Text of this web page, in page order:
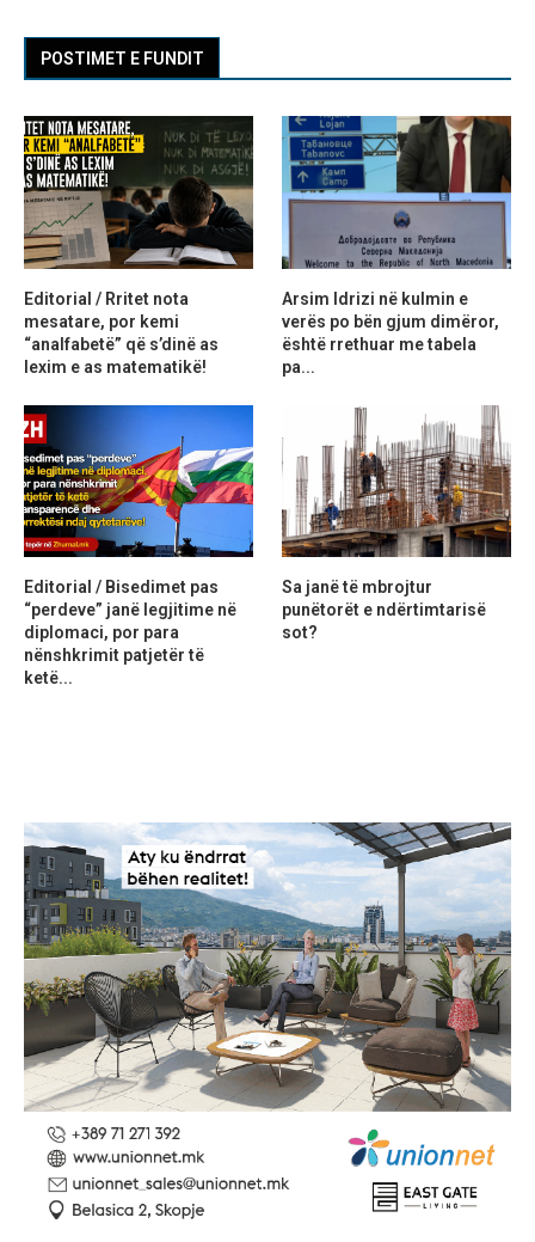
POSTIMET E FUNDIT
Editorial / Rritet nota
mesatare, por kemi
“analfabetë” që s’dinë as
lexim e as matematikë!
Arsim Idrizi në kulmin e
verës po bën gjum dimëror,
është rrethuar me tabela
pa...
Editorial / Bisedimet pas
“perdeve” janë legjitime në
diplomaci, por para
nënshkrimit patjetër të
ketë...
Sa janë të mbrojtur
punëtorët e ndërtimtarisë
sot?